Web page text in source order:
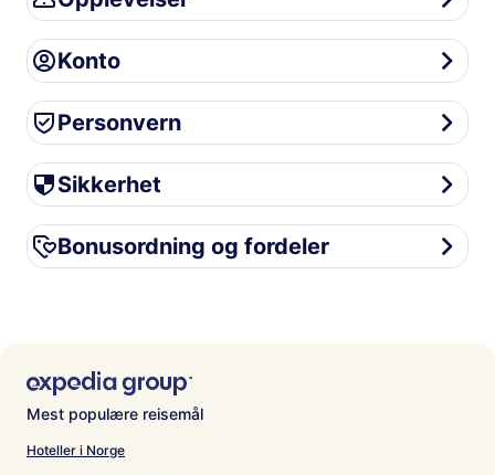
Konto
Konto
Personvern
Personvern
Sikkerhet
Sikkerhet
Bonusordning og fordeler
Bonusordning og fordeler
Mest populære reisemål
Hoteller i Norge